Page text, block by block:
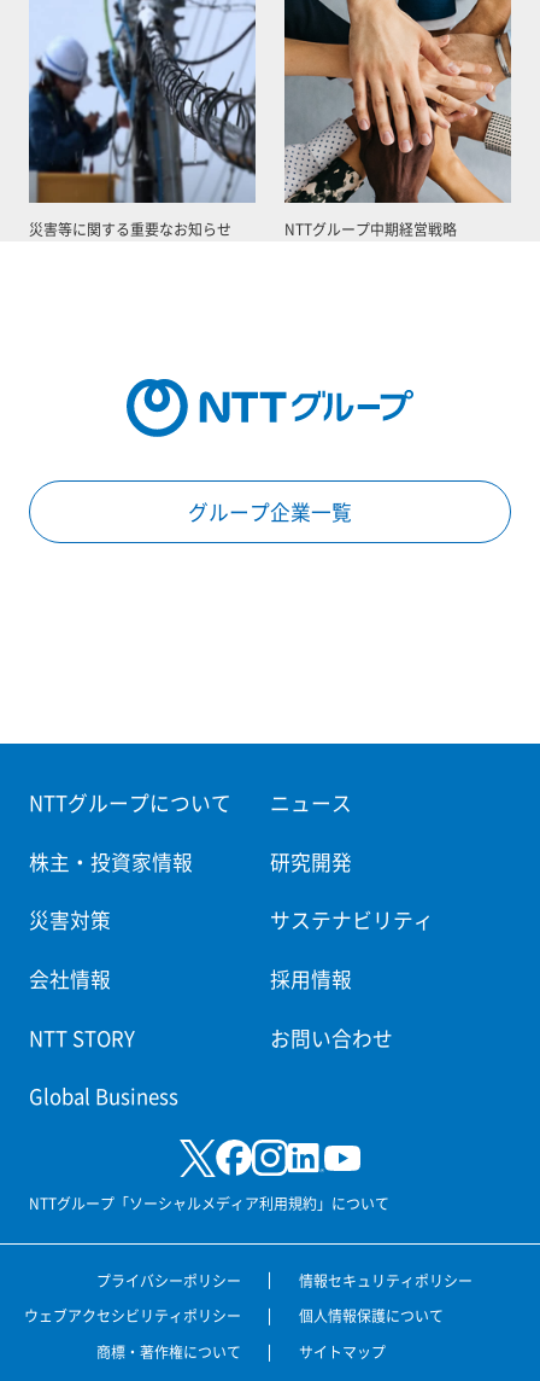
災害等に関する重要なお知らせ NTTグループ中期経営戦略
グループ企業一覧
NTTグループについて ニュース
株主・投資家情報 研究開発
災害対策 サステナビリティ
会社情報 採用情報
NTT STORY お問い合わせ
Global Business
NTTグループ「ソーシャルメディア利用規約」について
プライバシーポリシー
情報セキュリティポリシー
ウェブアクセシビリティポリシー
個人情報保護について
商標・著作権について
サイトマップ